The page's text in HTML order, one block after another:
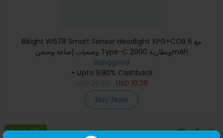
Bikight W678 Smart Sensor Headlight XPG+COB مع 6
وضعيات إضاءة وشحن Type-C وبطارية 2000mAh
Banggood
+ Upto 9.80% Cashback
USD 10.38
Buy Now
Save 41%